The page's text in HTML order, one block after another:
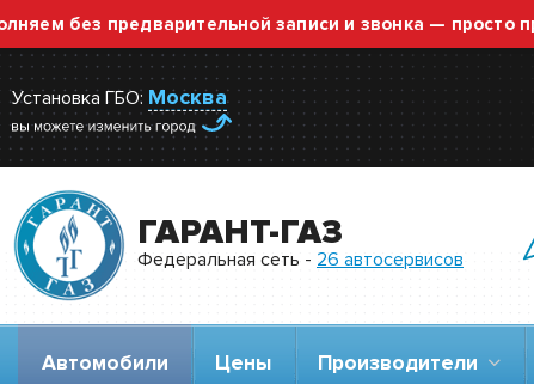
предварительной записи и звонка — просто
Установка ГБО: Москва
ГАРАНТ-ГАЗ
Федеральная сеть - 26 автосервисов
Автомобили Цены Производители